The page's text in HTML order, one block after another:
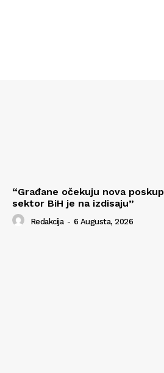
“Građane očekuju nova
sektor BiH je na izdisaju”
Redakcija - 6 Augusta, 2026